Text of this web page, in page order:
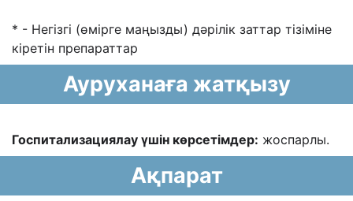
* - Негізгі (өмірге маңызды) дәрілік заттар тізіміне
кіретін препараттар
Ауруханаға жатқызу
Госпитализациялау үшін көрсетімдер: жоспарлы.
Ақпарат